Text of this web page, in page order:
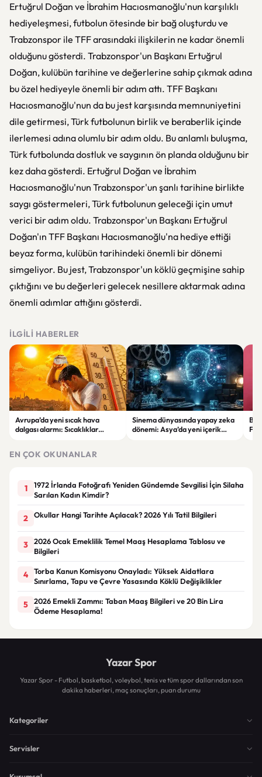
Ertuğrul Doğan ve İbrahim Hacıosmanoğlu'nun karşılıklı
hediyeleşmesi, futbolun ötesinde bir bağ oluşturdu ve
Trabzonspor ile TFF arasındaki ilişkilerin ne kadar önemli
olduğunu gösterdi. Trabzonspor'un Başkanı Ertuğrul
Doğan, kulübün tarihine ve değerlerine sahip çıkmak adına
bu özel hediyeyle önemli bir adım attı. TFF Başkanı
Hacıosmanoğlu'nun da bu jest karşısında memnuniyetini
dile getirmesi, Türk futbolunun birlik ve beraberlik içinde
ilerlemesi adına olumlu bir adım oldu. Bu anlamlı buluşma,
Türk futbolunda dostluk ve saygının ön planda olduğunu bir
kez daha gösterdi. Ertuğrul Doğan ve İbrahim
Hacıosmanoğlu'nun Trabzonspor'un şanlı tarihine birlikte
saygı göstermeleri, Türk futbolunun geleceği için umut
verici bir adım oldu. Trabzonspor'un Başkanı Ertuğrul
Doğan'ın TFF Başkanı Hacıosmanoğlu'na hediye ettiği
beyaz forma, kulübün tarihindeki önemli bir dönemi
simgeliyor. Bu jest, Trabzonspor'un köklü geçmişine sahip
çıktığını ve bu değerleri gelecek nesillere aktarmak adına
önemli adımlar attığını gösterdi.
İLGILI HABERLER
Avrupa’da yeni sıcak hava
dalgası alarmı: Sıcaklıklar
Sinema dünyasında yapay zeka
dönemi: Asya’da yeni içerik
EN ÇOK OKUNANLAR
1
1972 İrlanda Fotoğrafı Yeniden Gündemde Sevgilisi İçin Silaha
Sarılan Kadın Kimdir?
2 Okullar Hangi Tarihte Açılacak? 2026 Yılı Tatil Bilgileri
3
2026 Ocak Emeklilik Temel Maaş Hesaplama Tablosu ve
Bilgileri
4
Torba Kanun Komisyonu Onayladı: Yüksek Aidatlara
Sınırlama, Tapu ve Çevre Yasasında Köklü Değişiklikler
5
2026 Emekli Zammı: Taban Maaş Bilgileri ve 20 Bin Lira
Ödeme Hesaplama!
Yazar Spor
Yazar Spor - Futbol, basketbol, voleybol, tenis ve tüm spor dallarından son
dakika haberleri, maç sonuçları, puan durumu
Kategoriler
Servisler